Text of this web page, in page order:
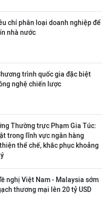
chí phân loại doanh nghiệp để
nhà nước
trình quốc gia đặc biệt
nghệ chiến lược
Thường trực Phạm Gia Túc:
trong lĩnh vực ngân hàng
thể chế, khắc phục khoảng
nghị Việt Nam - Malaysia sớm
thương mại lên 20 tỷ USD